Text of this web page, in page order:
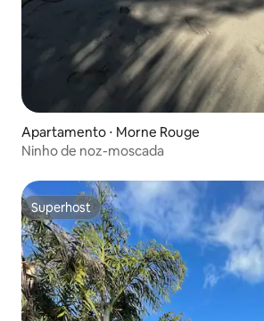
Apartamento ⋅ Morne Rouge
Ninho de noz-moscada
Superhost
Superhost